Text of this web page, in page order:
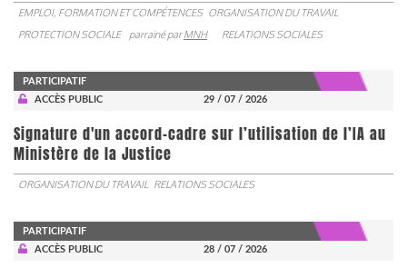
EMPLOI, FORMATION ET COMPÉTENCES ORGANISATION DU TRAVAIL
PROTECTION SOCIALE
parrainé parMNH RELATIONS SOCIALES
PARTICIPATIF
ACCÈS PUBLIC
29 / 07 / 2026
Signature d'un accord-cadre sur l’utilisation de l’IA au
Ministère de la Justice
ORGANISATION DU TRAVAIL RELATIONS SOCIALES
PARTICIPATIF
ACCÈS PUBLIC
28 / 07 / 2026